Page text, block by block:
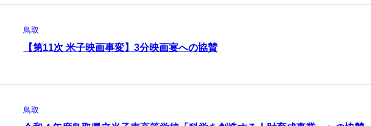
鳥取
【第11次 米子映画事変】3分映画宴への協賛
鳥取